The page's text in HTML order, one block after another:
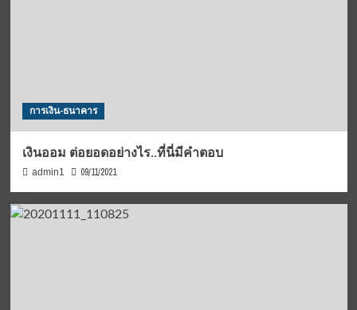
การเงิน-ธนาคาร
เงินออม ต่อยอดอย่างไร..ที่นี่มีคำตอบ
admin1 09/11/2021